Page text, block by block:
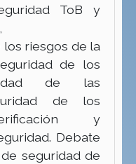
ToB y
riesgos de la
de los
de las
de los
y
Debate
seguridad de